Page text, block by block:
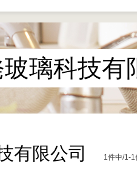
玻璃科技
有限公司 1件中/1-